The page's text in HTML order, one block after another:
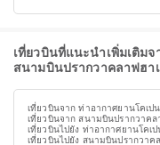
เที่ยวบินที่แนะนำเพิ่มเติมจ
สนามบินปรากวาคลาฟฮา
เที่ยวบินจาก ท่าอากาศยานโคเปน
เที่ยวบินจาก สนามบินปรากวาคล
เที่ยวบินไปยัง ท่าอากาศยานโคเป
เที่ยวบินไปยัง สนามบินปรากวาค